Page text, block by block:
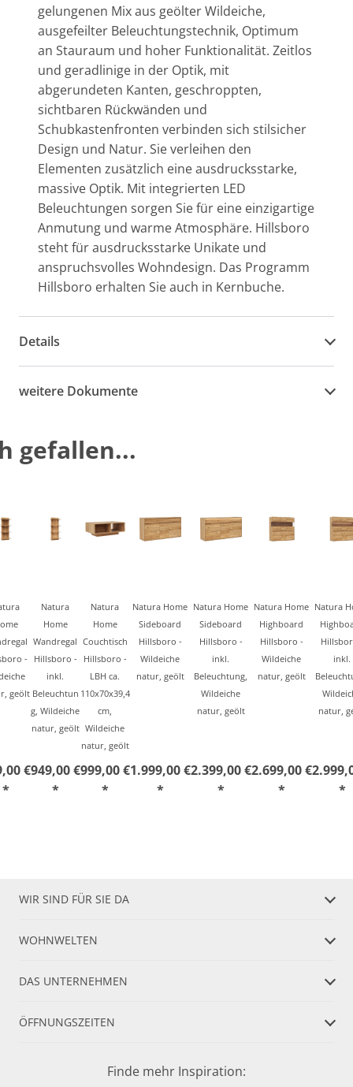
gelungenen Mix aus geölter Wildeiche,
ausgefeilter Beleuchtungstechnik, Optimum
an Stauraum und hoher Funktionalität. Zeitlos
und geradlinige in der Optik, mit
abgerundeten Kanten, geschroppten,
sichtbaren Rückwänden und
Schubkastenfronten verbinden sich stilsicher
Design und Natur. Sie verleihen den
Elementen zusätzlich eine ausdrucksstarke,
massive Optik. Mit integrierten LED
Beleuchtungen sorgen Sie für eine einzigartige
Anmutung und warme Atmosphäre. Hillsboro
steht für ausdrucksstarke Unikate und
anspruchsvolles Wohndesign. Das Programm
Hillsboro erhalten Sie auch in Kernbuche.
Details
weitere Dokumente
gefallen...
-
geölt
€
*
Natura
Home
Wandregal
Hillsboro -
inkl.
Beleuchtun
g, Wildeiche
natur, geölt
949,00 €
*
Natura
Home
Couchtisch
Hillsboro -
LBH ca.
110x70x39,4
cm,
Wildeiche
natur, geölt
999,00 €
*
Natura Home
Sideboard
Hillsboro -
Wildeiche
natur, geölt
1.999,00 €
*
Natura Home
Sideboard
Hillsboro -
inkl.
Beleuchtung,
Wildeiche
natur, geölt
2.399,00 €
*
Natura Home
Highboard
Hillsboro -
Wildeiche
natur, geölt
2.699,00 €
*
Natura
inkl.
natur,
*
WIR SIND FÜR SIE DA
WOHNWELTEN
DAS UNTERNEHMEN
ÖFFNUNGSZEITEN
Finde mehr Inspiration: